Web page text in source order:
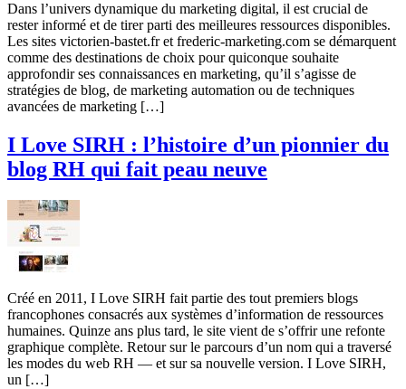
Dans l’univers dynamique du marketing digital, il est crucial de
rester informé et de tirer parti des meilleures ressources disponibles.
Les sites victorien-bastet.fr et frederic-marketing.com se démarquent
comme des destinations de choix pour quiconque souhaite
approfondir ses connaissances en marketing, qu’il s’agisse de
stratégies de blog, de marketing automation ou de techniques
avancées de marketing […]
I Love SIRH : l’histoire d’un pionnier du
blog RH qui fait peau neuve
Créé en 2011, I Love SIRH fait partie des tout premiers blogs
francophones consacrés aux systèmes d’information de ressources
humaines. Quinze ans plus tard, le site vient de s’offrir une refonte
graphique complète. Retour sur le parcours d’un nom qui a traversé
les modes du web RH — et sur sa nouvelle version. I Love SIRH,
un […]